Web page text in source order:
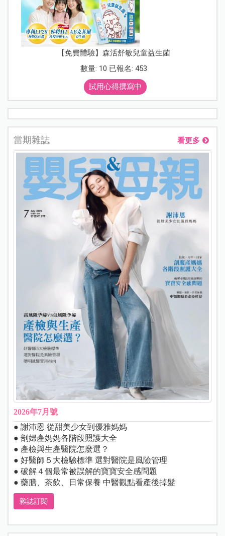
【免費體驗】森活舒敏兒童益生菌
數量: 10 已報名: 453
試用心得撰寫中
當期雜誌 看更多
2026年7月號
● 謝沛恩 從甜美少女到優雅媽媽
● 剖婦產媽媽各階段照護大全
● 產檢與生產醫院怎麼選？
● 好醫師５大檢驗標準 選對醫院是風險管理
● 破解４個最常被誤解的寶寶安全感問題
● 藥膳、茶飲、日常保養 中醫觀點看產後掉髮
雜誌訂閱